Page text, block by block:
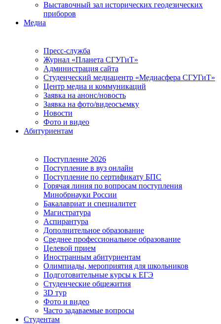
Выставочный зал исторических геодезических
приборов
Медиа
Пресс-служба
Журнал «Планета СГУГиТ»
Администрация сайта
Студенческий медиацентр «Медиасфера СГУГиТ»
Центр медиа и коммуникаций
Заявка на анонс/новость
Заявка на фото/видеосъемку
Новости
Фото и видео
Абитуриентам
Поступление 2026
Поступление в вуз онлайн
Поступление по сертификату БПС
Горячая линия по вопросам поступления
Минобрнауки России
Бакалавриат и специалитет
Магистратура
Аспирантура
Дополнительное образование
Среднее профессиональное образование
Целевой прием
Иностранным абитуриентам
Олимпиады, мероприятия для школьников
Подготовительные курсы к ЕГЭ
Студенческие общежития
3D тур
Фото и видео
Часто задаваемые вопросы
Студентам